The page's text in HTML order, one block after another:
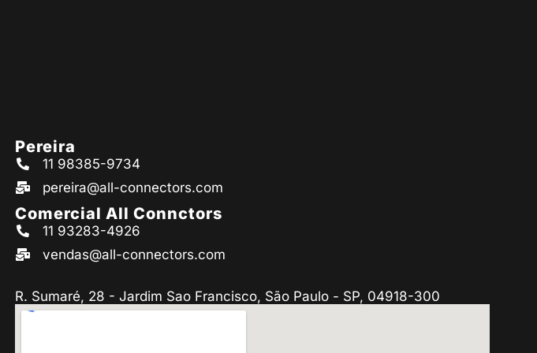
Pereira
11 98385-9734
pereira@all-connectors.com
Comercial All Connctors
11 93283-4926
vendas@all-connectors.com
R. Sumaré, 28 - Jardim Sao Francisco, São Paulo - SP, 04918-300